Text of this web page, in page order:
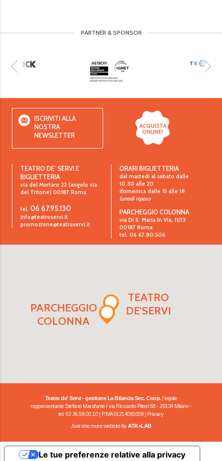
PARTNER & SPONSOR
ISCRIVITI ALLA
NOSTRA
NEWSLETTER
ACQUISTA
ONLINE!
TEATRO DE’ SERVI E
BIGLIETTERIA
via del Mortaro 22 (angolo via
del Tritone) 00187 Roma
tel. 06 67.95.130
info@teatroservi.it
promozione@teatroservi.it
ORARI BIGLIETTERIA
dal martedì al sabato dalle
10.30 alle 20
domenica dalle 15 alle 18
lunedì riposo
PARCHEGGIO COLONNA
via Di S. Maria In Via, 11/13
00187 Roma
tel. 06 67.80.506
TEATRO
DE'SERVI
PARCHEGGIO
COLONNA
Teatro de' Servi - gestione La Bilancia Soc. Coop.| legale
rappresentante Stefano Marafante | via Riccardo Pitteri 58 - 20134 Milano -
tel. 02 36.58.00.10 | P.IVA 01214091009 |
Privacy
Just one more website byATK+LAB
Le tue preferenze relative alla privacy